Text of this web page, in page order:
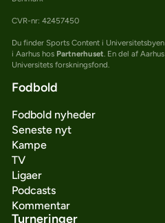
CVR-nr: 42457450
Du finder Sports Content i Universitetsbyen
i Aarhus hos Partnerhuset. En del af Aarhus
Universitets forskningsfond.
Fodbold
Fodbold nyheder
Seneste nyt
Kampe
TV
Ligaer
Podcasts
Kommentar
Turneringer